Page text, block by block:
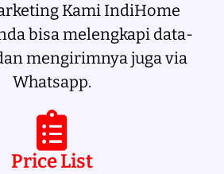
Kami IndiHome
bisa melengkapi data-
mengirimnya juga via
Whatsapp.
Price List